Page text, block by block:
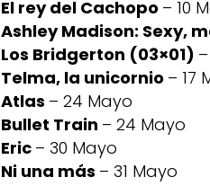
El rey del Cachopo – 10
Ashley Madison: Sexy,
Los Bridgerton (03×01)
Telma, la unicornio – 17
Atlas – 24 Mayo
Bullet Train – 24 Mayo
Eric – 30 Mayo
Ni una más – 31 Mayo